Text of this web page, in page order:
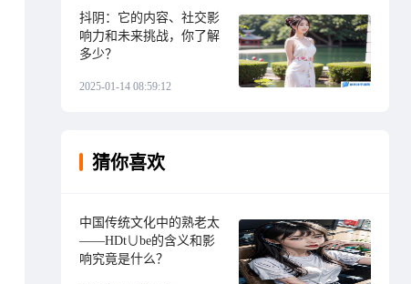
抖阴：它的内容、社交影
响力和未来挑战，你了解
多少？
2025-01-14 08:59:12
猜你喜欢
中国传统文化中的熟老太
——HDt∪be的含义和影
响究竟是什么？